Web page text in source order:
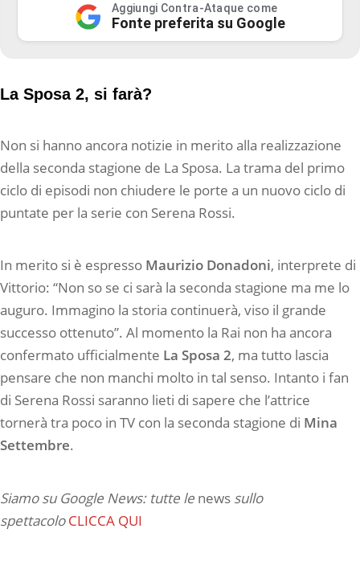
Aggiungi Contra-Ataque come
Fonte preferita su Google
La Sposa 2, si farà?
Non si hanno ancora notizie in merito alla realizzazione
della seconda stagione de La Sposa. La trama del primo
ciclo di episodi non chiudere le porte a un nuovo ciclo di
puntate per la serie con Serena Rossi.
In merito si è espresso Maurizio Donadoni, interprete di
Vittorio: “Non so se ci sarà la seconda stagione ma me lo
auguro. Immagino la storia continuerà, viso il grande
successo ottenuto”. Al momento la Rai non ha ancora
confermato ufficialmente La Sposa 2, ma tutto lascia
pensare che non manchi molto in tal senso. Intanto i fan
di Serena Rossi saranno lieti di sapere che l’attrice
tornerà tra poco in TV con la seconda stagione di Mina
Settembre.
Siamo su Google News: tutte le news sullo
spettacoloCLICCA QUI